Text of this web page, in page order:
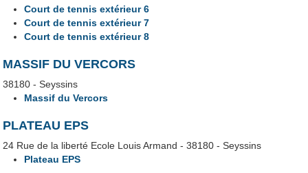
Court de tennis extérieur 6
Court de tennis extérieur 7
Court de tennis extérieur 8
MASSIF DU VERCORS
38180 - Seyssins
Massif du Vercors
PLATEAU EPS
24 Rue de la liberté Ecole Louis Armand - 38180 - Seyssins
Plateau EPS